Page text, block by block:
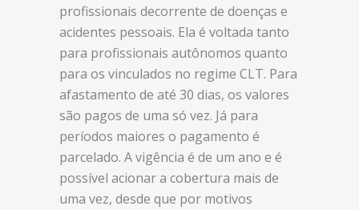
profissionais decorrente de doenças e
acidentes pessoais. Ela é voltada tanto
para profissionais autônomos quanto
para os vinculados no regime CLT. Para
afastamento de até 30 dias, os valores
são pagos de uma só vez. Já para
períodos maiores o pagamento é
parcelado. A vigência é de um ano e é
possível acionar a cobertura mais de
uma vez, desde que por motivos